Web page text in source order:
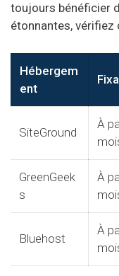
toujours bénéficier
étonnantes, vérifiez
Hébergem
ent
SiteGround
À
GreenGeek
s
À
Bluehost
À